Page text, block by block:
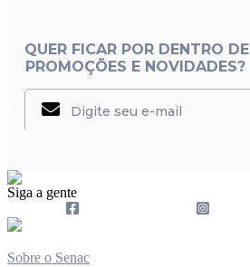
QUER FICAR POR DENTRO DE
PROMOÇÕES E NOVIDADES?
Siga a gente
Sobre o Senac